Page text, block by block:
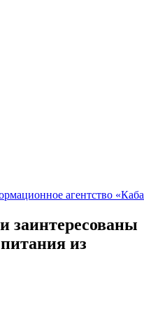
заинтересованы
из